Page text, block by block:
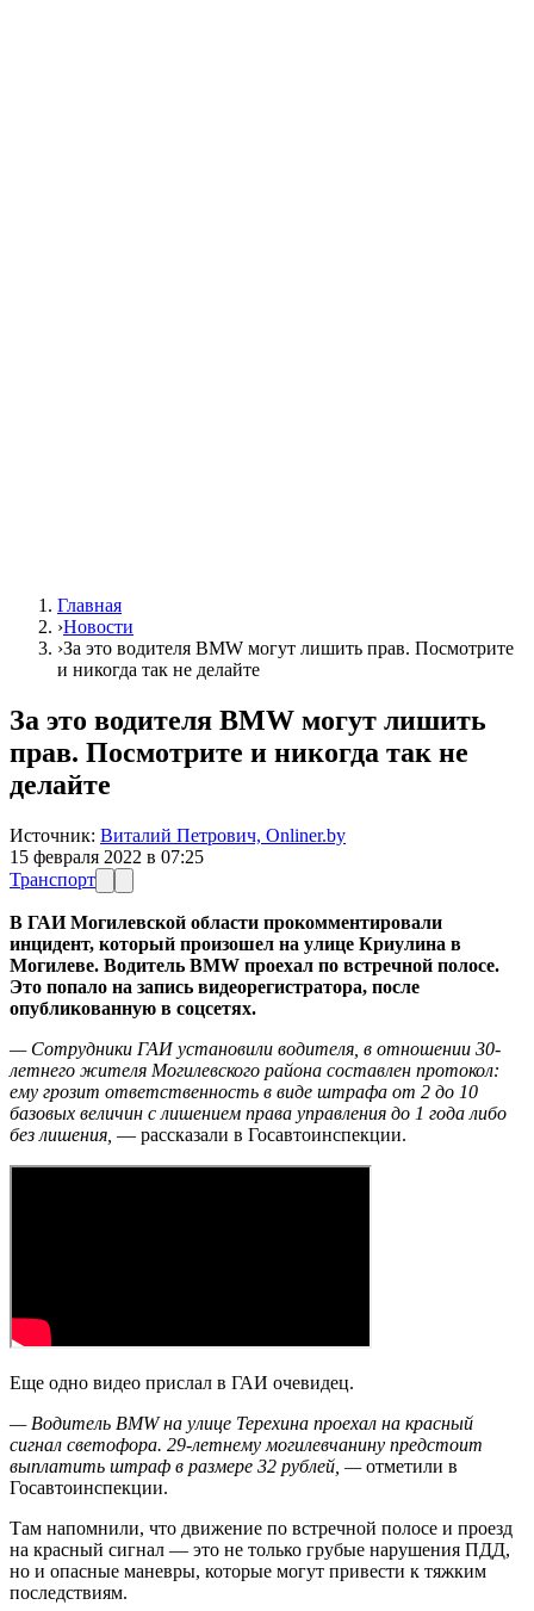
Главная
›Новости
›За это водителя BMW могут лишить прав. Посмотрите
и никогда так не делайте
За это водителя BMW могут лишить
прав. Посмотрите и никогда так не
делайте
Источник: Виталий Петрович, Onliner.by
15 февраля 2022 в 07:25
Транспорт
В ГАИ Могилевской области прокомментировали
инцидент, который произошел на улице Криулина в
Могилеве. Водитель BMW проехал по встречной полосе.
Это попало на запись видеорегистратора, после
опубликованную в соцсетях.
— Сотрудники ГАИ установили водителя, в отношении 30-
летнего жителя Могилевского района составлен протокол:
ему грозит ответственность в виде штрафа от 2 до 10
базовых величин с лишением права управления до 1 года либо
без лишения, — рассказали в Госавтоинспекции.
Еще одно видео прислал в ГАИ очевидец.
— Водитель BMW на улице Терехина проехал на красный
сигнал светофора. 29-летнему могилевчанину предстоит
выплатить штраф в размере 32 рублей, —отметили в
Госавтоинспекции.
Там напомнили, что движение по встречной полосе и проезд
на красный сигнал — это не только грубые нарушения ПДД,
но и опасные маневры, которые могут привести к тяжким
последствиям.